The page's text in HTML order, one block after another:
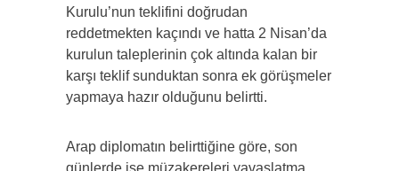
Kurulu’nun teklifini doğrudan
reddetmekten kaçındı ve hatta 2 Nisan’da
kurulun taleplerinin çok altında kalan bir
karşı teklif sunduktan sonra ek görüşmeler
yapmaya hazır olduğunu belirtti.
Arap diplomatın belirttiğine göre, son